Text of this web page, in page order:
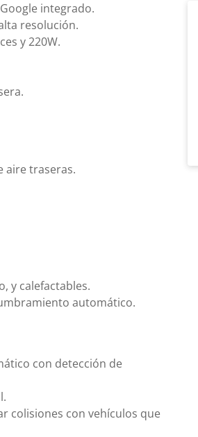
integrado.
resolución.
y 220W.
aire traseras.
y calefactables.
automático.
con detección de
colisiones con vehículos que